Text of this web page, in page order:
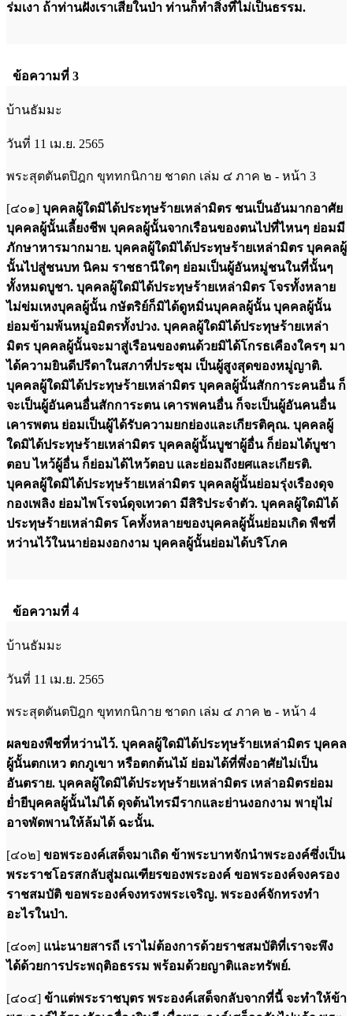
ร่มเงา ถ้าท่านฝังเราเสียในป่า ท่านก็ทำสิ่งที่ไม่เป็นธรรม.
ข้อความที่ 3
บ้านธัมมะ
วันที่ 11 เม.ย. 2565
พระสุตตันตปิฎก ขุททกนิกาย ชาดก เล่ม ๔ ภาค ๒ - หน้า 3
[๔๐๑] บุคคลผู้ใดมิได้ประทุษร้ายเหล่ามิตร ชนเป็นอันมากอาศัย
บุคคลผู้นั้นเลี้ยงชีพ บุคคลผู้นั้นจากเรือนของตนไปที่ไหนๆ ย่อมมี
ภักษาหารมากมาย. บุคคลผู้ใดมิได้ประทุษร้ายเหล่ามิตร บุคคลผู้
นั้นไปสู่ชนบท นิคม ราชธานีใดๆ ย่อมเป็นผู้อันหมู่ชนในที่นั้นๆ
ทั้งหมดบูชา. บุคคลผู้ใดมิได้ประทุษร้ายเหล่ามิตร โจรทั้งหลาย
ไม่ข่มเหงบุคลผู้นั้น กษัตริย์ก็มิได้ดูหมิ่นบุคคลผู้นั้น บุคคลผู้นั้น
ย่อมข้ามพ้นหมู่อมิตรทั้งปวง. บุคคลผู้ใดมิได้ประทุษร้ายเหล่า
มิตร บุคคลผู้นั้นจะมาสู่เรือนของตนด้วยมิได้โกรธเคืองใครๆ มา
ได้ความยินดีปรีดาในสภาที่ประชุม เป็นผู้สูงสุดของหมู่ญาติ.
บุคคลผู้ใดมิได้ประทุษร้ายเหล่ามิตร บุคคลผู้นั้นสักการะคนอื่น ก็
จะเป็นผู้อันคนอื่นสักการะตน เคารพคนอื่น ก็จะเป็นผู้อันคนอื่น
เคารพตน ย่อมเป็นผู้ได้รับความยกย่องและเกียรติคุณ. บุคคลผู้
ใดมิได้ประทุษร้ายเหล่ามิตร บุคคลผู้นั้นบูชาผู้อื่น ก็ย่อมได้บูชา
ตอบ ไหว้ผู้อื่น ก็ย่อมได้ไหว้ตอบ และย่อมถึงยศและเกียรติ.
บุคคลผู้ใดมิได้ประทุษร้ายเหล่ามิตร บุคคลผู้นั้นย่อมรุ่งเรืองดุจ
กองเพลิง ย่อมไพโรจน์ดุจเทวดา มีสิริประจำตัว. บุคคลผู้ใดมิได้
ประทุษร้ายเหล่ามิตร โคทั้งหลายของบุคคลผู้นั้นย่อมเกิด พืชที่
หว่านไว้ในนาย่อมงอกงาม บุคคลผู้นั้นย่อมได้บริโภค
ข้อความที่ 4
บ้านธัมมะ
วันที่ 11 เม.ย. 2565
พระสุตตันตปิฎก ขุททกนิกาย ชาดก เล่ม ๔ ภาค ๒ - หน้า 4
ผลของพืชที่หว่านไว้. บุคคลผู้ใดมิได้ประทุษร้ายเหล่ามิตร บุคคล
ผู้นั้นตกเหว ตกภูเขา หรือตกต้นไม้ ย่อมได้ที่พึ่งอาศัยไม่เป็น
อันตราย. บุคคลผู้ใดมิได้ประทุษร้ายเหล่ามิตร เหล่าอมิตรย่อม
ย่ำยีบุคคลผู้นั้นไม่ได้ ดุจต้นไทรมีรากและย่านงอกงาม พายุไม่
อาจพัดพานให้ล้มได้ ฉะนั้น.
[๔๐๒] ขอพระองค์เสด็จมาเถิด ข้าพระบาทจักนำพระองค์ซึ่งเป็น
พระราชโอรสกลับสู่มณเฑียรของพระองค์ ขอพระองค์จงครอง
ราชสมบัติ ขอพระองค์จงทรงพระเจริญ. พระองค์จักทรงทำ
อะไรในป่า.
[๔๐๓] แน่ะนายสารถี เราไม่ต้องการด้วยราชสมบัติที่เราจะพึง
ได้ด้วยการประพฤติอธรรม พร้อมด้วยญาติและทรัพย์.
[๔๐๔] ข้าแต่พระราชบุตร พระองค์เสด็จกลับจากที่นี้ จะทำให้ข้า